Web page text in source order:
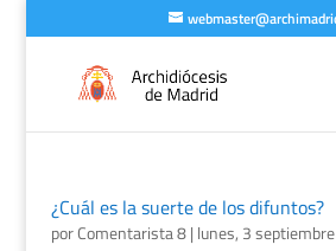
¿Cuál es la suerte de los difuntos?
porComentarista 8| lunes, 3